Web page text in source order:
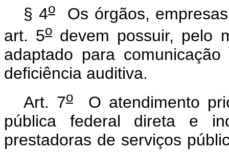
§ 4oOs órgãos,
art. 5odevem possuir, pelo
adaptado para
deficiência auditiva.
Art. 7oO atendimento
pública federal direta e
prestadoras de serviços